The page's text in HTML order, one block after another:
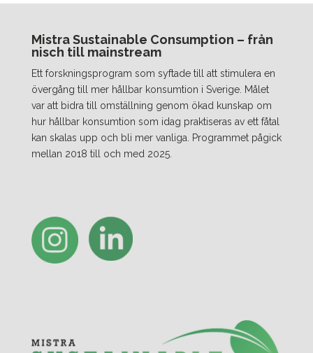
Mistra Sustainable Consumption – från
nisch till mainstream
Ett forskningsprogram som syftade till att stimulera en
övergång till mer hållbar konsumtion i Sverige. Målet
var att bidra till omställning genom ökad kunskap om
hur hållbar konsumtion som idag praktiseras av ett fåtal
kan skalas upp och bli mer vanliga. Programmet pågick
mellan 2018 till och med 2025.